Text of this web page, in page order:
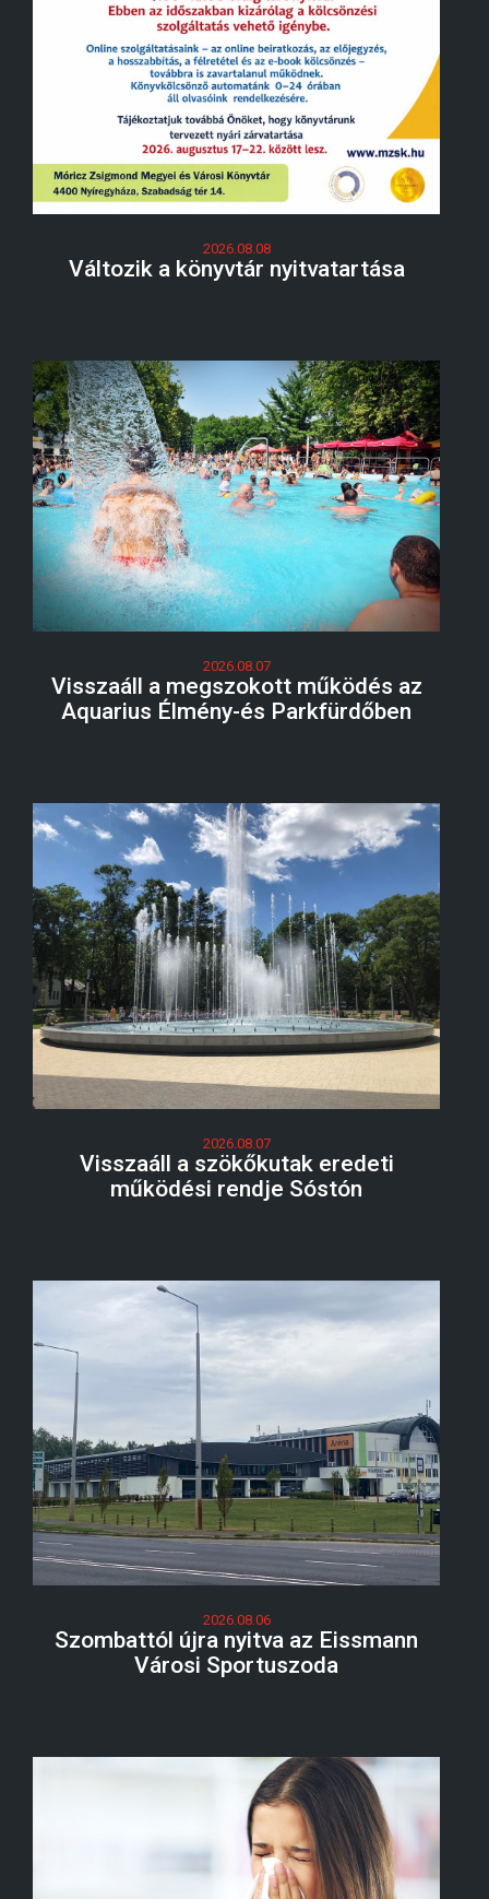
2026.08.08
Változik a könyvtár nyitvatartása
2026.08.07
Visszaáll a megszokott működés az
Aquarius Élmény-és Parkfürdőben
2026.08.07
Visszaáll a szökőkutak eredeti
működési rendje Sóstón
2026.08.06
Szombattól újra nyitva az Eissmann
Városi Sportuszoda